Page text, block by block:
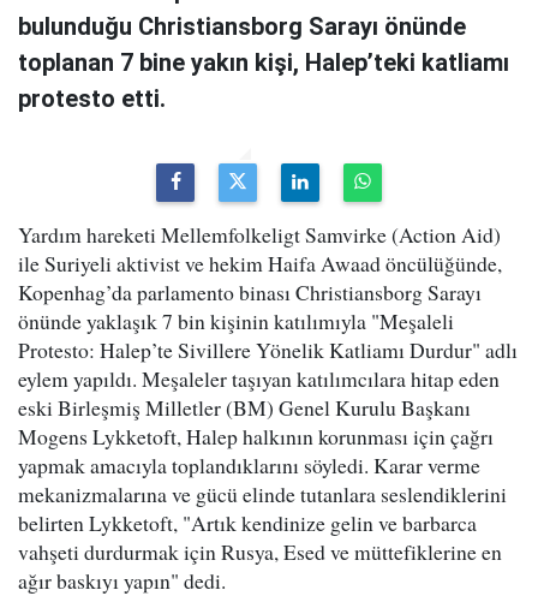
bulunduğu Christiansborg Sarayı önünde
toplanan 7 bine yakın kişi, Halep’teki katliamı
protesto etti.
Yardım hareketi Mellemfolkeligt Samvirke (Action Aid)
ile Suriyeli aktivist ve hekim Haifa Awaad öncülüğünde,
Kopenhag’da parlamento binası Christiansborg Sarayı
önünde yaklaşık 7 bin kişinin katılımıyla "Meşaleli
Protesto: Halep’te Sivillere Yönelik Katliamı Durdur" adlı
eylem yapıldı. Meşaleler taşıyan katılımcılara hitap eden
eski Birleşmiş Milletler (BM) Genel Kurulu Başkanı
Mogens Lykketoft, Halep halkının korunması için çağrı
yapmak amacıyla toplandıklarını söyledi. Karar verme
mekanizmalarına ve gücü elinde tutanlara seslendiklerini
belirten Lykketoft, "Artık kendinize gelin ve barbarca
vahşeti durdurmak için Rusya, Esed ve müttefiklerine en
ağır baskıyı yapın" dedi.